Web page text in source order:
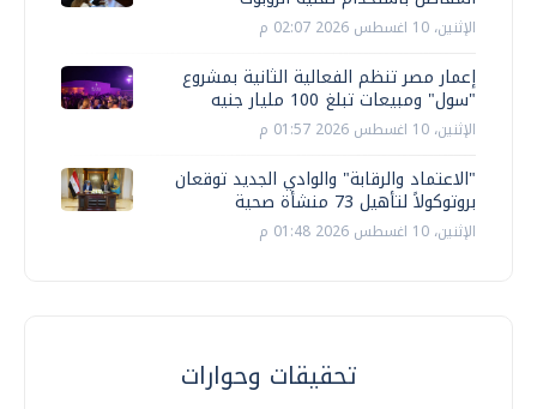
الإثنين، 10 اغسطس 2026 02:07 م
إعمار مصر تنظم الفعالية الثانية بمشروع
"سول" ومبيعات تبلغ 100 مليار جنيه
الإثنين، 10 اغسطس 2026 01:57 م
"الاعتماد والرقابة" والوادي الجديد توقعان
بروتوكولاً لتأهيل 73 منشأة صحية
الإثنين، 10 اغسطس 2026 01:48 م
تحقيقات وحوارات